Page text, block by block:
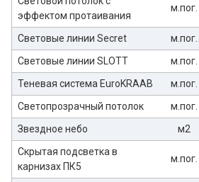
эффектом протаивания
м.пог.
Световые линии Secret м.пог.
Световые линии SLOTT
м.пог.
Теневая система EuroKRAAB
м.пог.
Светопрозрачный потолок
м.пог.
Звездное небо
м2
Скрытая подсветка в
карнизах ПК5
м.пог.